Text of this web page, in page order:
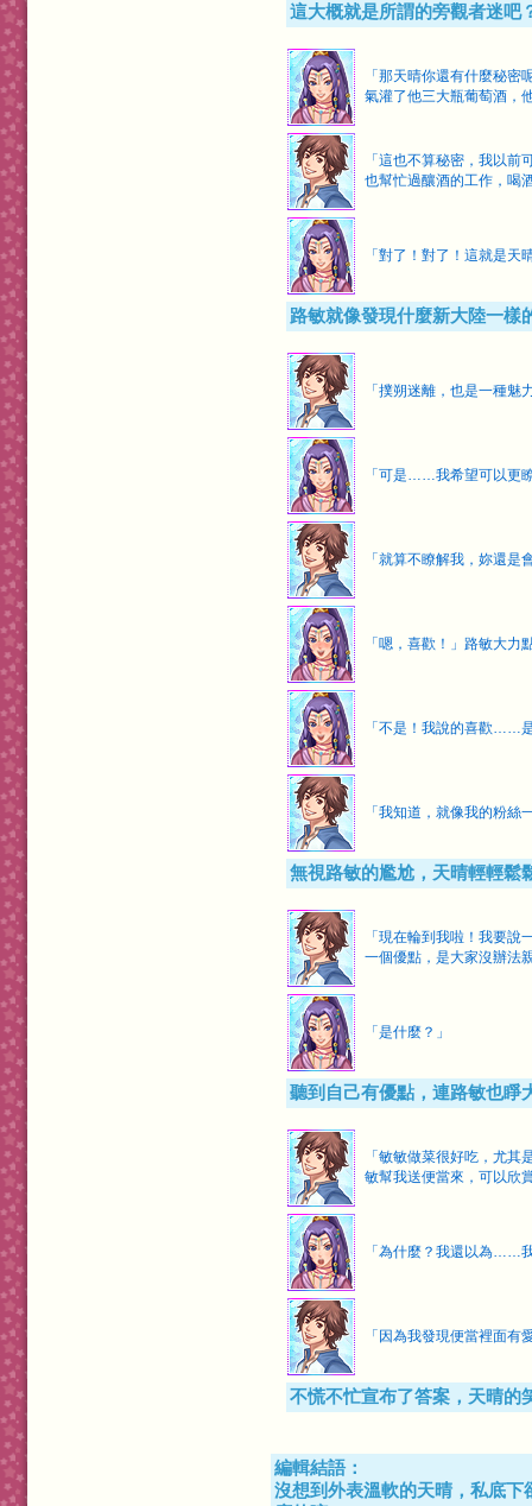
這大概就是所謂的旁觀者迷吧
「那天晴你還有什麼秘
氣灌了他三大瓶葡萄酒，
「這也不算秘密，我以
也幫忙過釀酒的工作，喝
「對了！對了！這就是
路敏就像發現什麼新大陸一樣
「撲朔迷離，也是一種魅
「可是……我希望可以更
「就算不瞭解我，妳還是
「嗯，喜歡！」路敏大
「不是！我說的喜歡
「我知道，就像我的粉
無視路敏的尷尬，天晴輕輕鬆
「現在輪到我啦！我要
一個優點，是大家沒辦法
「是什麼？」
聽到自己有優點，連路敏也睜
「敏敏做菜很好吃，尤
敏幫我送便當來，可以欣
「為什麼？我還以為……
「因為我發現便當裡面有
不慌不忙宣布了答案，天晴的
編輯結語：
沒想到外表溫軟的天晴，私底